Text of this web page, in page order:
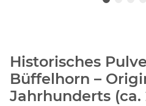
Historisches
Büffelhorn –
Jahrhunderts (ca.